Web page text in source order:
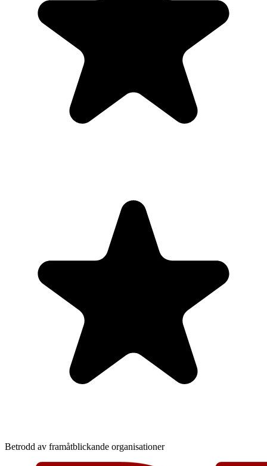
Betrodd av framåtblickande organisationer